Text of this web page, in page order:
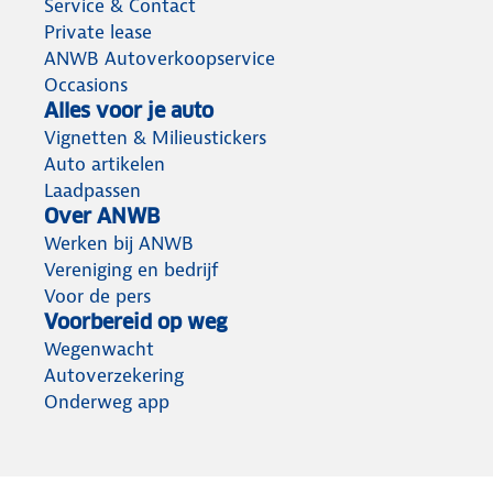
Service & Contact
Private lease
ANWB Autoverkoopservice
Occasions
Alles voor je auto
Vignetten & Milieustickers
Auto artikelen
Laadpassen
Over ANWB
Werken bij ANWB
Vereniging en bedrijf
Voor de pers
Voorbereid op weg
Wegenwacht
Autoverzekering
Onderweg app